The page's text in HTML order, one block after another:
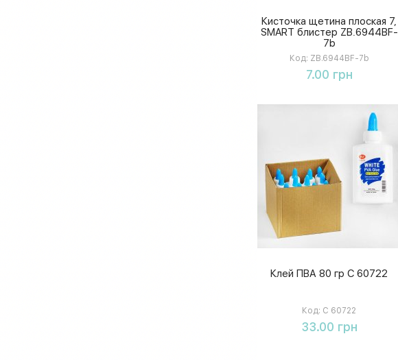
Кисточка щетина плоская 7,
SMART блистер ZB.6944BF-
7b
Код: ZB.6944BF-7b
7.00 грн
Клей ПВА 80 гр C 60722
Код: C 60722
33.00 грн
Купить